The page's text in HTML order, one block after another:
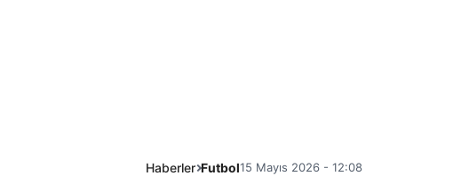
Haberler Futbol15 Mayıs 2026 - 12:08